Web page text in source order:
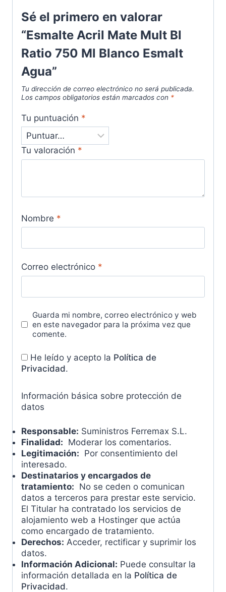
Sé el primero en valorar
“Esmalte Acril Mate Mult Bl
Ratio 750 Ml Blanco Esmalt
Agua”
Tu dirección de correo electrónico no será publicada.
Los campos obligatorios están marcados con *
Tu puntuación *
Tu valoración *
Nombre *
Correo electrónico *
Guarda mi nombre, correo electrónico y web
en este navegador para la próxima vez que
comente.
He leído y acepto la Política de
Privacidad.
Información básica sobre protección de
datos
Responsable: Suministros Ferremax S.L.
Finalidad: Moderar los comentarios.
Legitimación: Por consentimiento del
interesado.
Destinatarios y encargados de
tratamiento: No se ceden o comunican
datos a terceros para prestar este servicio.
El Titular ha contratado los servicios de
alojamiento web a Hostinger que actúa
como encargado de tratamiento.
Derechos: Acceder, rectificar y suprimir los
datos.
Información Adicional: Puede consultar la
información detallada en la Política de
Privacidad.